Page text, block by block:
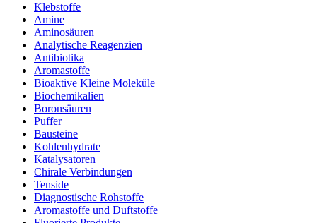
Klebstoffe
Amine
Aminosäuren
Analytische Reagenzien
Antibiotika
Aromastoffe
Bioaktive Kleine Moleküle
Biochemikalien
Boronsäuren
Puffer
Bausteine
Kohlenhydrate
Katalysatoren
Chirale Verbindungen
Tenside
Diagnostische Rohstoffe
Aromastoffe und Duftstoffe